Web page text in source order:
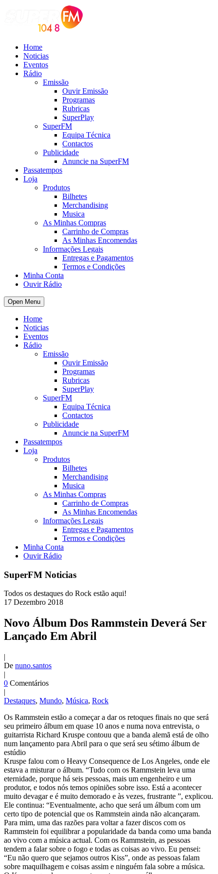
Home
Noticias
Eventos
Rádio
Emissão
Ouvir Emissão
Programas
Rubricas
SuperPlay
SuperFM
Equipa Técnica
Contactos
Publicidade
Anuncie na SuperFM
Passatempos
Loja
Produtos
Bilhetes
Merchandising
Musica
As Minhas Compras
Carrinho de Compras
As Minhas Encomendas
Informações Legais
Entregas e Pagamentos
Termos e Condições
Minha Conta
Ouvir Rádio
Open Menu
Home
Noticias
Eventos
Rádio
Emissão
Ouvir Emissão
Programas
Rubricas
SuperPlay
SuperFM
Equipa Técnica
Contactos
Publicidade
Anuncie na SuperFM
Passatempos
Loja
Produtos
Bilhetes
Merchandising
Musica
As Minhas Compras
Carrinho de Compras
As Minhas Encomendas
Informações Legais
Entregas e Pagamentos
Termos e Condições
Minha Conta
Ouvir Rádio
SuperFM Noticias
Todos os destaques do Rock estão aqui!
17 Dezembro 2018
Novo Álbum Dos Rammstein Deverá Ser
Lançado Em Abril
|
De nuno.santos
|
0 Comentários
|
Destaques, Mundo, Música, Rock
Os Rammstein estão a começar a dar os retoques finais no que será
seu primeiro álbum em quase 10 anos e numa nova entrevista, o
guitarrista Richard Kruspe contouu que a banda alemã está de olho
num lançamento para Abril para o que será seu sétimo álbum de
estúdio
Kruspe falou com o Heavy Consequence de Los Angeles, onde ele
estava a misturar o álbum. “Tudo com os Rammstein leva uma
eternidade, porque há seis pessoas, mais um engenheiro e um
produtor, e todos nós temos opiniões sobre isso. Está a acontecer
muito devagar e é muito demorado e às vezes, frustrante ”, explicou.
Ele continua: “Eventualmente, acho que será um álbum com um
certo tipo de potencial que os Rammstein ainda não alcançaram.
Para mim, uma das razões para voltar a fazer discos com os
Rammstein foi equilibrar a popularidade da banda como uma banda
ao vivo com a música actual. Com os Rammstein, as pessoas
tendem a falar sobre o fogo e todas as coisas ao vivo. Eu pensei:
“Eu não quero que sejamos outros Kiss”, onde as pessoas falam
sobre maquilhagem e coisas assim e ninguém fala sobre a música.